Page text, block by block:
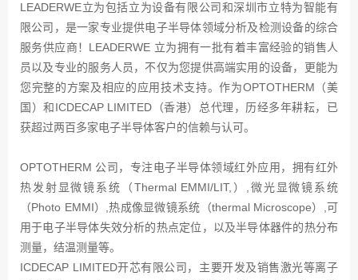
LEADERWE立为包括立为设备有限公司和深圳市立特为智能有
限公司，是一家专业提供电子半导体领域分析及检测设备的综合
服务供应商！LEADERWE 立为拥有一批有着丰富经验的销售人
员以及专业的服务人员，不仅为您提供高端实用的设备，更能为
您完整的方案及相应的应用技术支持。作为OPTOTHERM（美
国）和ICDECAP LIMITED（香港）总代理，历经多年耕耘，已
获超过两百多家电子半导体客户的信赖与认可。
OPTOTHERM 公司，专注电子半导体领域红外应用，拥有红外
热发射显微镜系统（Thermal EMMI/LIT,）,微光显微镜系统
（Photo EMMI）,热成像显微镜系统（thermal Microscope）,可
用于电子半导体失效分析的热点定位，以及半导体器件的热分布
测量，结温测量等。
ICDECAP LIMITED开芯有限公司，主要开发及销售激光等离子